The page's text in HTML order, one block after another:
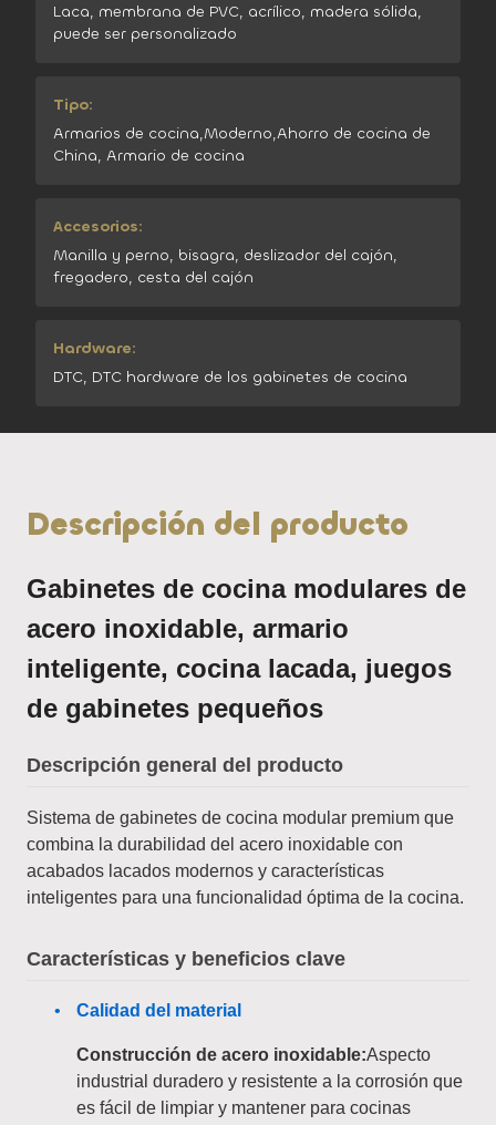
Laca, membrana de PVC, acrílico, madera sólida,
puede ser personalizado
Tipo:
Armarios de cocina,Moderno,Ahorro de cocina de
China, Armario de cocina
Accesorios:
Manilla y perno, bisagra, deslizador del cajón,
fregadero, cesta del cajón
Hardware:
DTC, DTC hardware de los gabinetes de cocina
Descripción del producto
Gabinetes de cocina modulares de
acero inoxidable, armario
inteligente, cocina lacada, juegos
de gabinetes pequeños
Descripción general del producto
Sistema de gabinetes de cocina modular premium que
combina la durabilidad del acero inoxidable con
acabados lacados modernos y características
inteligentes para una funcionalidad óptima de la cocina.
Características y beneficios clave
Calidad del material
Construcción de acero inoxidable:Aspecto
industrial duradero y resistente a la corrosión que
es fácil de limpiar y mantener para cocinas